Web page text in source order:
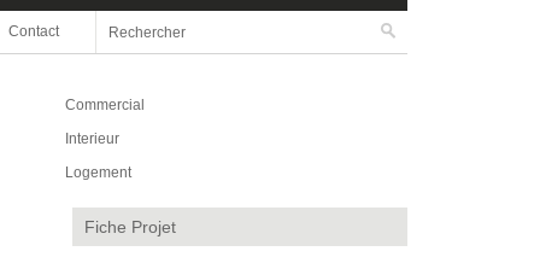
Commercial
Interieur
Logement
Formulaire de recherche
Contact
Fiche Projet